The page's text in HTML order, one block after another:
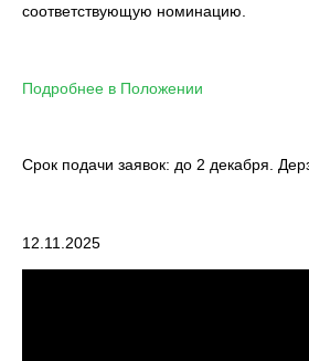
соответствующую номинацию.
Подробнее в Положении
Срок подачи заявок: до 2 декабря.
12.11.2025